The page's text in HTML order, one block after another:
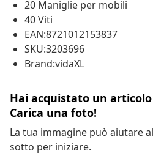
20 Maniglie per mobili
40 Viti
EAN:8721012153837
SKU:3203696
Brand:vidaXL
Hai acquistato un
Carica una foto!
La tua immagine può aiutare
sotto per iniziare.